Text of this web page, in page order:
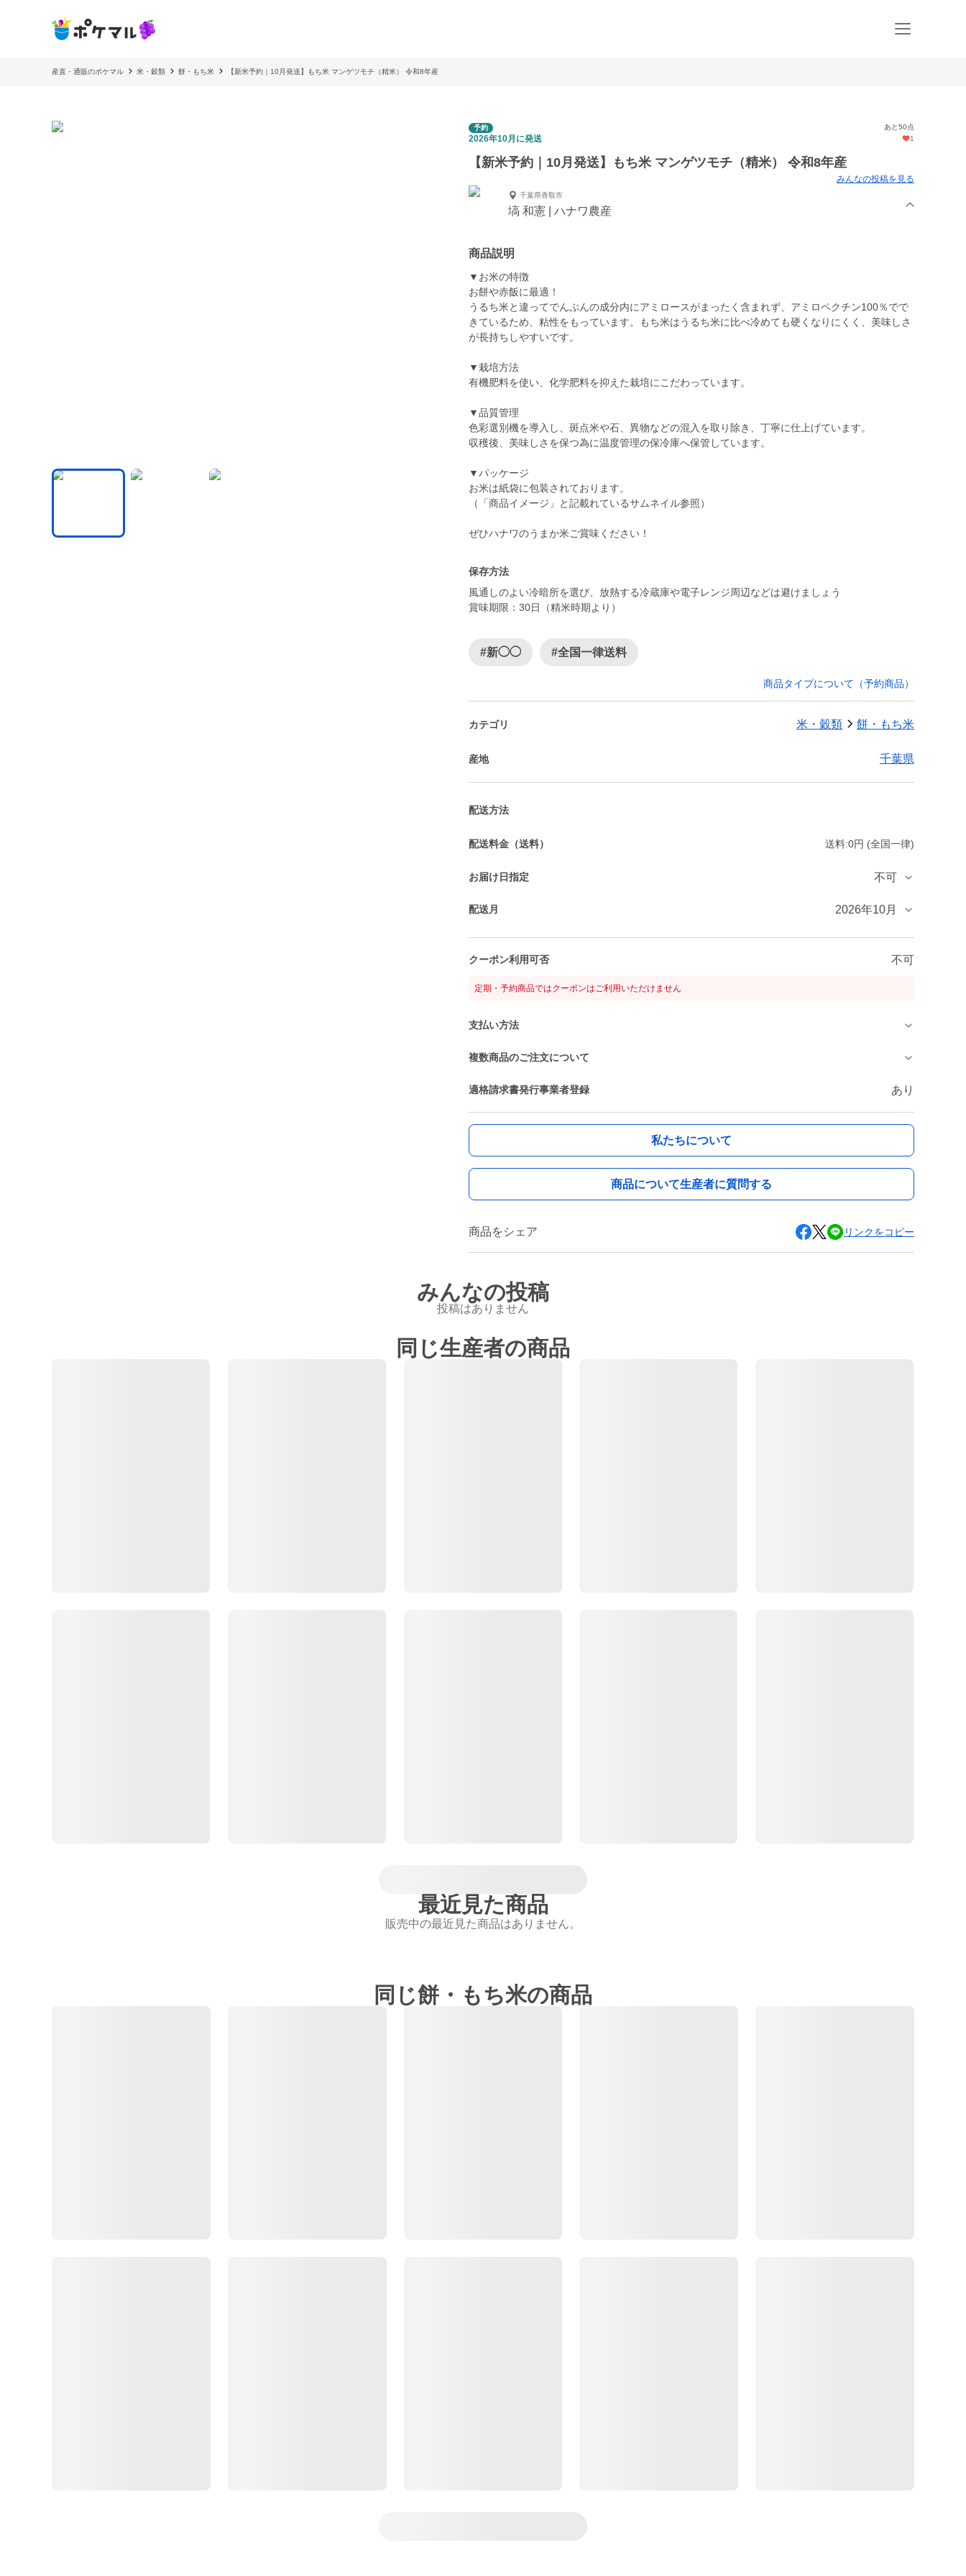
産直・通販のポケマル 米・穀類 餅・もち米 【新米予約｜10月発送】もち米 マンゲツモチ（精米） 令和8年産
予約 あと50点
2026年10月に発送 1
【新米予約｜10月発送】もち米 マンゲツモチ（精米） 令和8年産
みんなの投稿を見る
千葉県香取市
塙 和憲 | ハナワ農産
商品説明
▼お米の特徴
お餅や赤飯に最適！
うるち米と違ってでんぷんの成分内にアミロースがまったく含まれず、アミロペクチン100％でで
きているため、粘性をもっています。もち米はうるち米に比べ冷めても硬くなりにくく、美味しさ
が長持ちしやすいです。
▼栽培方法
有機肥料を使い、化学肥料を抑えた栽培にこだわっています。
▼品質管理
色彩選別機を導入し、斑点米や石、異物などの混入を取り除き、丁寧に仕上げています。
収穫後、美味しさを保つ為に温度管理の保冷庫へ保管しています。
▼パッケージ
お米は紙袋に包装されております。
（「商品イメージ」と記載れているサムネイル参照）
ぜひハナワのうまか米ご賞味ください！
保存方法
風通しのよい冷暗所を選び、放熱する冷蔵庫や電子レンジ周辺などは避けましょう
賞味期限：30日（精米時期より）
#新◯◯ #全国一律送料
商品タイプについて（予約商品）
カテゴリ 米・穀類 餅・もち米
産地 千葉県
配送方法
配送料金（送料） 送料:0円 (全国一律)
お届け日指定 不可
配送月 2026年10月
クーポン利用可否 不可
定期・予約商品ではクーポンはご利用いただけません
支払い方法
複数商品のご注文について
適格請求書発行事業者登録 あり
私たちについて
商品について生産者に質問する
商品をシェア リンクをコピー
みんなの投稿
投稿はありません
同じ生産者の商品
最近見た商品
販売中の最近見た商品はありません。
同じ餅・もち米の商品